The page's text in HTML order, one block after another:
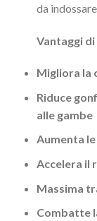
da
Vantaggi di
Migliora la
Riduce
alle gambe
Aumenta
Accelera il
Massima
Combatte